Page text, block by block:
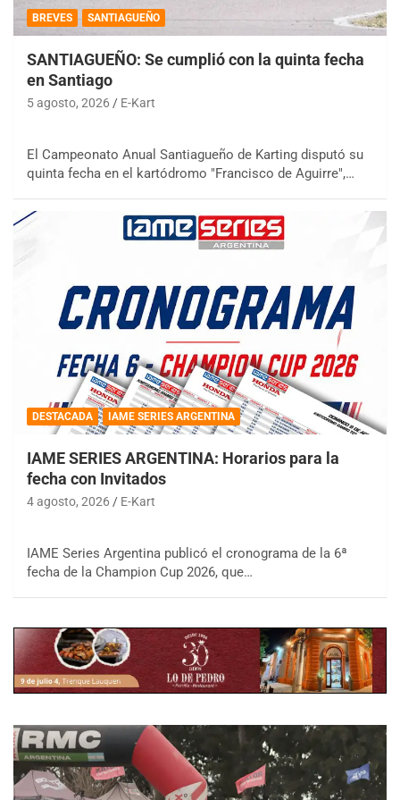
BREVES SANTIAGUEÑO
SANTIAGUEÑO: Se cumplió con la quinta fecha
en Santiago
5 agosto, 2026 E-Kart
El Campeonato Anual Santiagueño de Karting disputó su
quinta fecha en el kartódromo "Francisco de Aguirre",…
DESTACADA IAME SERIES ARGENTINA
IAME SERIES ARGENTINA: Horarios para la
fecha con Invitados
4 agosto, 2026 E-Kart
IAME Series Argentina publicó el cronograma de la 6ª
fecha de la Champion Cup 2026, que…